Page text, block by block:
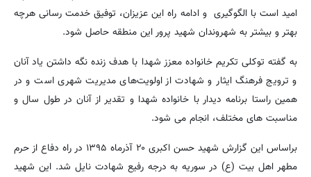
امید است با الگوگیری و ادامه راه این عزیزان، توفیق خدمت رسانی هرچه
بهتر و بیشتر به شهروندان شهید پرور این منطقه حاصل شود.
به گفته توکلی تکریم خانواده معزز شهدا با هدف زنده نگه داشتن یاد آنان
و ترویج فرهنگ ایثار و شهادت از اولویت‌های مدیریت شهری است و در
همین راستا برنامه دیدار با خانواده شهدا و تقدیر از آنان در طول سال و
مناسبت های مختلف، انجام می شود.
براساس این گزارش شهید حسن اکبری ۲۰ آذرماه ۱۳۹۵ در راه دفاع از حرم
مطهر اهل بیت (ع) در سوریه به درجه رفیع شهادت نایل شد. این شهید